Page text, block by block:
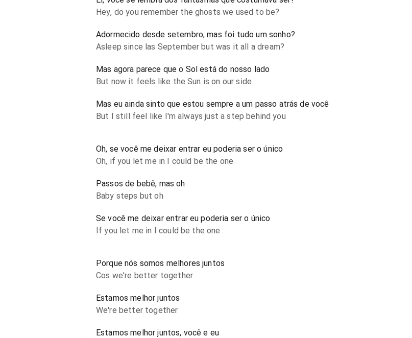
Hey, do you remember the ghosts we used to be?
Adormecido desde setembro, mas foi tudo um sonho?
Asleep since las September but was it all a dream?
Mas agora parece que o Sol está do nosso lado
But now it feels like the Sun is on our side
Mas eu ainda sinto que estou sempre a um passo atrás de você
But I still feel like I'm always just a step behind you
Oh, se você me deixar entrar eu poderia ser o único
Oh, if you let me in I could be the one
Passos de bebê, mas oh
Baby steps but oh
Se você me deixar entrar eu poderia ser o único
If you let me in I could be the one
Porque nós somos melhores juntos
Cos we're better together
Estamos melhor juntos
We're better together
Estamos melhor juntos, você e eu